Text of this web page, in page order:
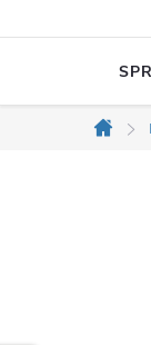
Domů